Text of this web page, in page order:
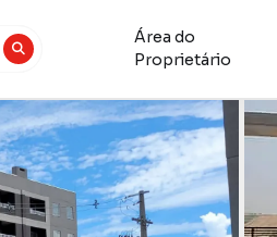
Área do
Proprietário